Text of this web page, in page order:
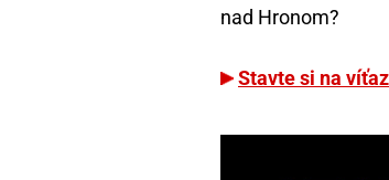
nad Hronom?
Stavte si na